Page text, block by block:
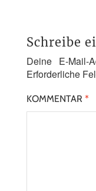
Schreibe
Deine E-Mail-
Erforderliche
KOMMENTAR *